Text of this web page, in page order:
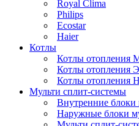
Royal Clima
Philips
Ecostar
Haier
Котлы
Котлы отопления
Котлы отопления
Котлы отопления
Мульти сплит-системы
Внутренние блоки
Наружные блоки